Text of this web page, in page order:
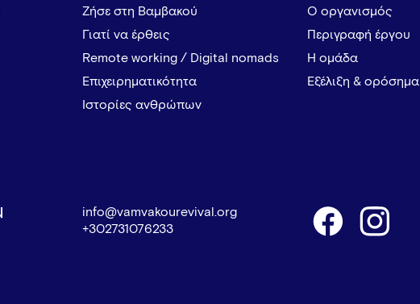
Ζήσε στη Βαμβακού
Γιατί να έρθεις
Remote working / Digital nomads
Επιχειρηματικότητα
Ιστορίες ανθρώπων
Ο οργανισμός
Περιγραφή έργου
Η ομάδα
Εξέλιξη & ορόσημα
info@vamvakourevival.org
+302731076233